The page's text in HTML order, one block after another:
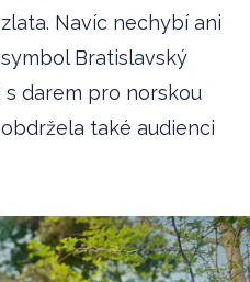
Navíc nechybí ani
Bratislavský
darem pro norskou
také audienci